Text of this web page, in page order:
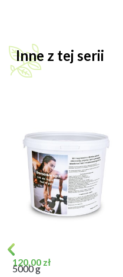
Inne z tej serii
Cena
120,00 zł
5000 g